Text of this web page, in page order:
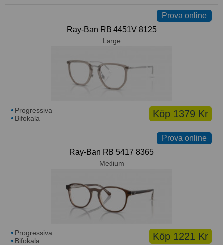
Prova online
Ray-Ban RB 4451V 8125
Large
Köp 1379 Kr
Progressiva
Bifokala
Prova online
Ray-Ban RB 5417 8365
Medium
Köp 1221 Kr
Progressiva
Bifokala